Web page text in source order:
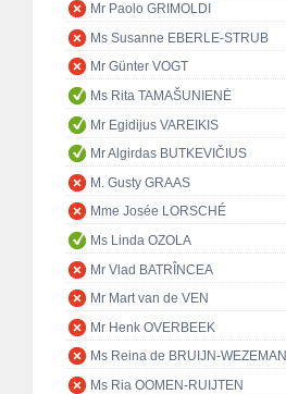
Mr Paolo GRIMOLDI
Ms Susanne EBERLE-STRUB
Mr Günter VOGT
Ms Rita TAMAŠUNIENĖ
Mr Egidijus VAREIKIS
Mr Algirdas BUTKEVIČIUS
M. Gusty GRAAS
Mme Josée LORSCHÉ
Ms Linda OZOLA
Mr Vlad BATRÎNCEA
Mr Mart van de VEN
Mr Henk OVERBEEK
Ms Reina de BRUIJN-WEZEMAN
Ms Ria OOMEN-RUIJTEN